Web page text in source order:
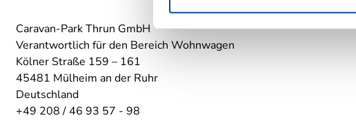
Caravan-Park Thrun GmbH
Verantwortlich für den Bereich Wohnwagen
Kölner Straße 159 – 161
45481 Mülheim an der Ruhr
Deutschland
+49 208 / 46 93 57 - 98